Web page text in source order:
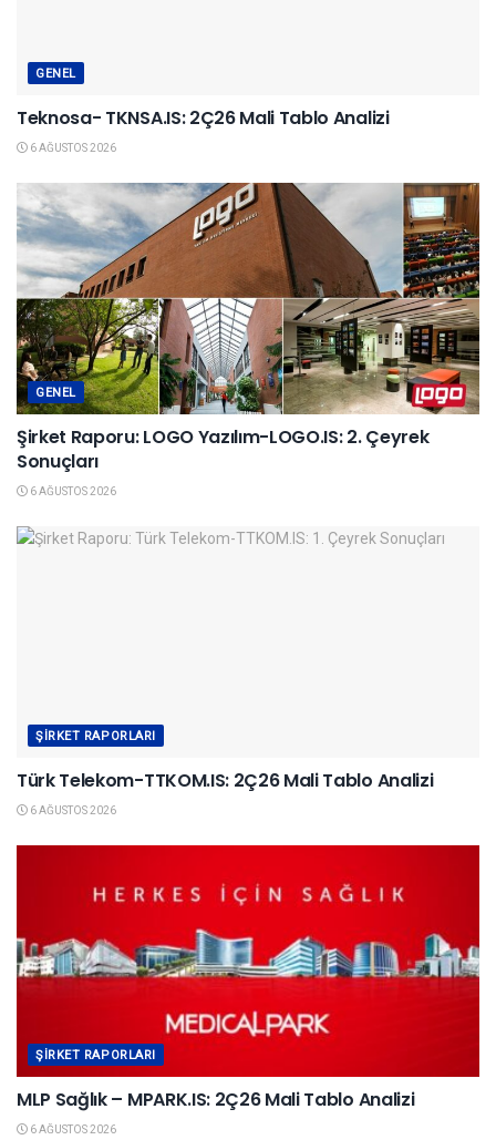
GENEL
Teknosa- TKNSA.IS: 2Ç26 Mali Tablo Analizi
6 AĞUSTOS 2026
GENEL
Şirket Raporu: LOGO Yazılım-LOGO.IS: 2. Çeyrek
Sonuçları
6 AĞUSTOS 2026
ŞIRKET RAPORLARI
Türk Telekom-TTKOM.IS: 2Ç26 Mali Tablo Analizi
6 AĞUSTOS 2026
ŞIRKET RAPORLARI
MLP Sağlık – MPARK.IS: 2Ç26 Mali Tablo Analizi
6 AĞUSTOS 2026